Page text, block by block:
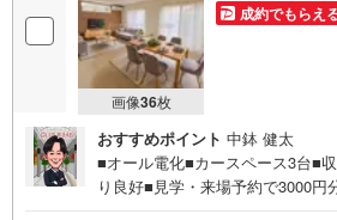
画像36枚
成約でもらえ
おすすめポイント 中鉢 健太
■オール電化■カースペース3台■
り良好■見学・来場予約で3000円